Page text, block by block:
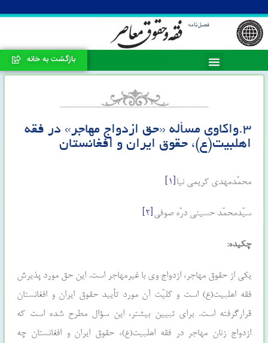
بازگشت به خانه
۳.واکاوی مسأله «حق ازدواج مهاجر» در فقه
اهلبیت(ع)، حقوق ایران و افغانستان
محمّدمهدی کریمی نیا[۱]
سیّدمحمّد حسینی درّه صوفی[۲]
چکیده:
یکی از حقوق مهاجر، ازدواج وی با غیرمهاجر است. این حق مورد پذیرش
فقه اهلبیت(ع) است و کلیّت آن مورد تأیید حقوق ایران و افغانستان
قرارگرفته است. برای تبیین بیشتر، این سؤال مطرح شده است که
ازدواج زنان مهاجر در فقه اهلبیت(ع)، حقوق ایران و افغانستان چه